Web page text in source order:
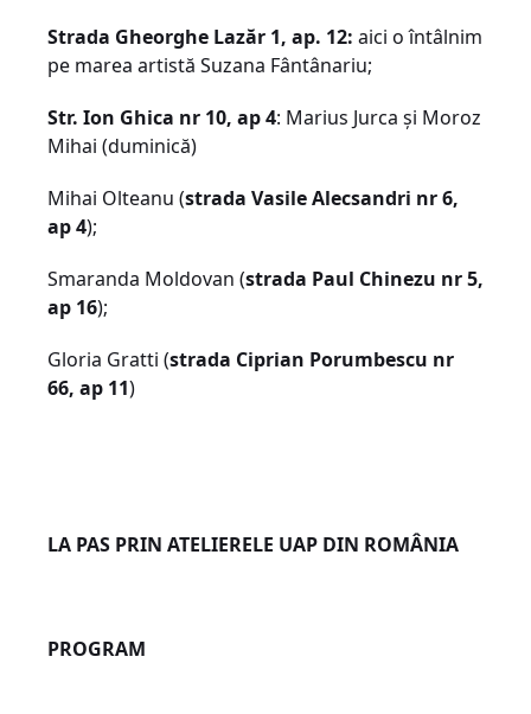
Strada Gheorghe Lazăr 1, ap. 12: aici o întâlnim
pe marea artistă Suzana Fântânariu;
Str. Ion Ghica nr 10, ap 4: Marius Jurca și Moroz
Mihai (duminică)
Mihai Olteanu (strada Vasile Alecsandri nr 6,
ap 4);
Smaranda Moldovan (strada Paul Chinezu nr 5,
ap 16);
Gloria Gratti (strada Ciprian Porumbescu nr
66, ap 11)
LA PAS PRIN ATELIERELE UAP DIN ROMÂNIA
PROGRAM